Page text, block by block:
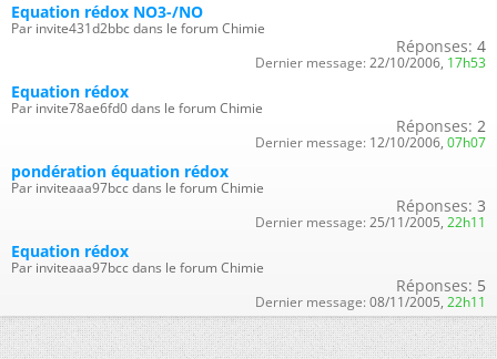
Equation rédox NO3-/NO
Par invite431d2bbc dans le forum Chimie
Réponses: 4
Dernier message: 22/10/2006, 17h53
Equation rédox
Par invite78ae6fd0 dans le forum Chimie
Réponses: 2
Dernier message: 12/10/2006, 07h07
pondération équation rédox
Par inviteaaa97bcc dans le forum Chimie
Réponses: 3
Dernier message: 25/11/2005, 22h11
Equation rédox
Par inviteaaa97bcc dans le forum Chimie
Réponses: 5
Dernier message: 08/11/2005, 22h11